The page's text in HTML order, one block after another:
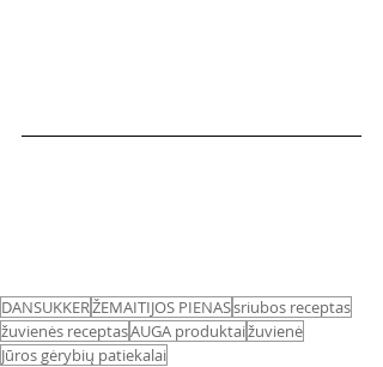
DANSUKKERŽEMAITIJOS PIENASsriubos receptas
žuvienės receptasAUGA produktaižuvienė
Jūros gėrybių patiekalai